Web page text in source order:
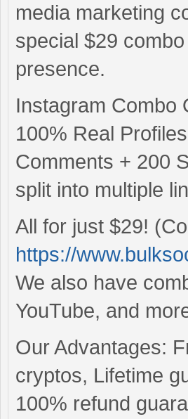
media marketing
special $29
presence.
Instagram Combo
100% Real
Comments + 200
split into multiple
All for just $29!
https://
We also have
YouTube, and
Our Advantages:
cryptos, Lifetime
100% refund